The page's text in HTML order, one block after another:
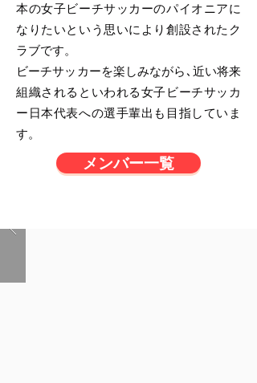
本の女子ビーチサッカーのパイオニアに
なりたいという思いにより創設されたク
ラブです。
ビーチサッカーを楽しみながら､近い将来
組織されるといわれる女子ビーチサッカ
ー日本代表への選手輩出も目指していま
す。
メンバー一覧